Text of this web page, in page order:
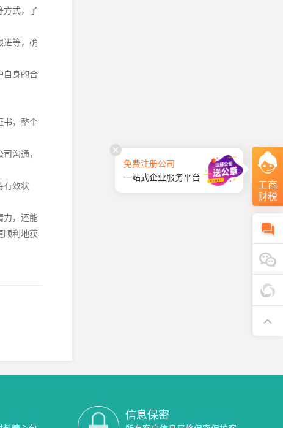
方式，了
进等，确
自身的合
书，整个
沟通，
有效状
力，还能
顺利地获
信息保密
工商
财税
免费注册公司
一站式企业服务平台